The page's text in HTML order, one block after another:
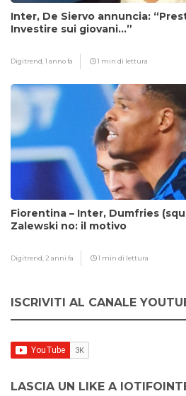
Inter, De Siervo annuncia:
Investire sui giovani…”
Digitrend,1 anno fa 1 min di lettura
Fiorentina – Inter, Dumfries
Zalewski no: il motivo
Digitrend, 2 anni fa 1 min di lettura
ISCRIVITI AL CANALE
LASCIA UN LIKE A